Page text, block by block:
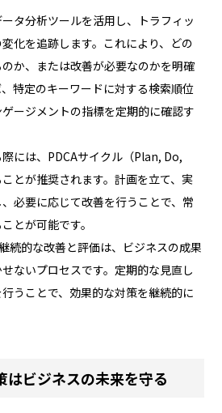
タ分析ツールを活用し、トラフィッ
化を追跡します。これにより、どの
か、または改善が必要なのかを明確
特定のキーワードに対する検索順位
ージメントの指標を定期的に確認す
には、PDCAサイクル（Plan, Do,
とが推奨されます。計画を立て、実
必要に応じて改善を行うことで、常
とが可能です。
続的な改善と評価は、ビジネスの成果
ないプロセスです。定期的な見直し
うことで、効果的な対策を継続的に
はビジネスの未来を守る